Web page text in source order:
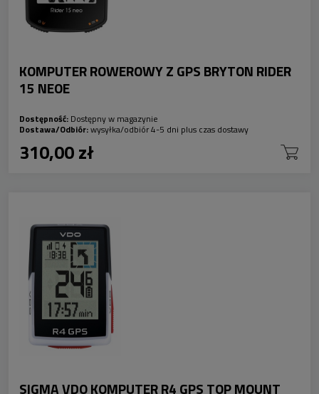
KOMPUTER ROWEROWY Z GPS BRYTON RIDER
15 NEOE
Dostępność: Dostępny w magazynie
Dostawa/Odbiór:wysyłka/odbiór 4-5 dni plus czas dostawy
310,00 zł
SIGMA VDO KOMPUTER R4 GPS TOP MOUNT